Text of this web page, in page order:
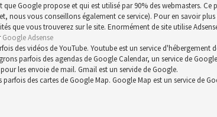
Google propose et qui est utilisé par 90% des webmasters.
nous vous conseillons également ce service). Pour en savoir plus
que vous trouverez sur le site. Enormément de site utilise
Google Adsense
des vidéos de YouTube. Youtube est un service d'hébergement
parfois des agendas de Google Calendar, un service de
les envoie de mail. Gmail est un servide de Google.
des cartes de Google Map. Google Map est un service de